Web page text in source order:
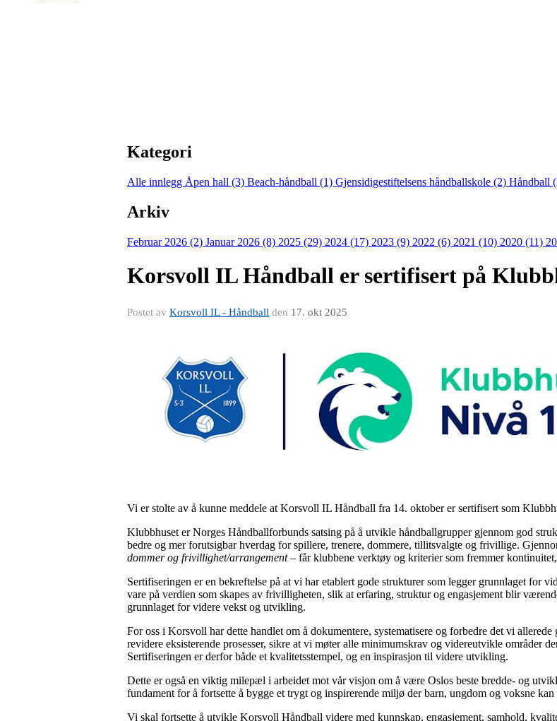
Kategori
Alle innlegg Åpen hall (3) Beach-håndball (1) Gjensidigestiftelsens håndballskole (2) Håndball
Arkiv
Februar 2026 (2) Januar 2026 (8) 2025 (29) 2024 (17) 2023 (9) 2022 (6) 2021 (10) 2020 (11)
Korsvoll IL Håndball er sertifisert på
Postet av Korsvoll IL - Håndball den 17. okt 2025
Vi er stolte av å kunne meddele at Korsvoll IL Håndball fra 14. oktober er sertifisert som
Klubbhuset er Norges Håndballforbunds satsing på å utvikle håndballgrupper gjennom god
bedre og mer forutsigbar hverdag for spillere, trenere, dommere, tillitsvalgte og frivillige.
dommer og frivillighet/arrangement– får klubbene verktøy og kriterier som fremmer
Sertifiseringen er en bekreftelse på at vi har etablert gode strukturer som legger grunnlaget for
vare på verdien som skapes av frivilligheten, slik at erfaring, struktur og engasjement blir
grunnlaget for videre vekst og utvikling.
For oss i Korsvoll har dette handlet om å dokumentere, systematisere og forbedre det vi
revidere eksisterende prosesser, sikre at vi møter alle minimumskrav og videreutvikle områder
Sertifiseringen er derfor både et kvalitetsstempel, og en inspirasjon til videre utvikling.
Dette er også en viktig milepæl i arbeidet mot vår visjon om å være Oslos beste bredde- og
fundament for å fortsette å bygge et trygt og inspirerende miljø der barn, ungdom og voksne
Vi skal fortsette å utvikle Korsvoll Håndball videre med kunnskap, engasjement, samhold,